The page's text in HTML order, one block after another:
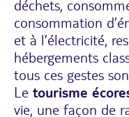
déchets,
consommation
et à l’électricité,
hébergements
tous ces gestes
Le tourisme
vie, une façon de